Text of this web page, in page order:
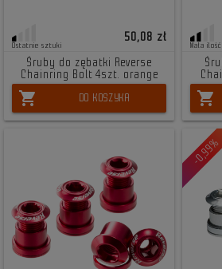
Ostatnie sztuki
50,08 zł
Śruby do zębatki Reverse
Chainring Bolt 4szt. orange
shopping_cart DO KOSZYKA
Mała ilość
shopping_cart
-0,99%